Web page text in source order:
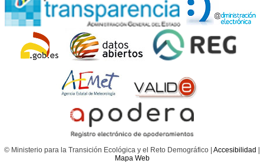
© Ministerio para la Transición Ecológica y el Reto Demográfico | Accesibilidad
Mapa Web